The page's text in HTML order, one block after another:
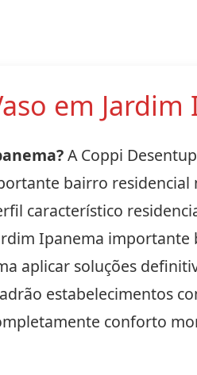
em Jardim
A Coppi
bairro
característico
Ipanema
aplicar soluções
estabelecimentos
conforto